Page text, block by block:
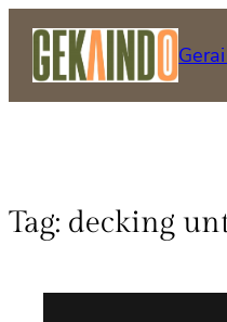
Tag: decking